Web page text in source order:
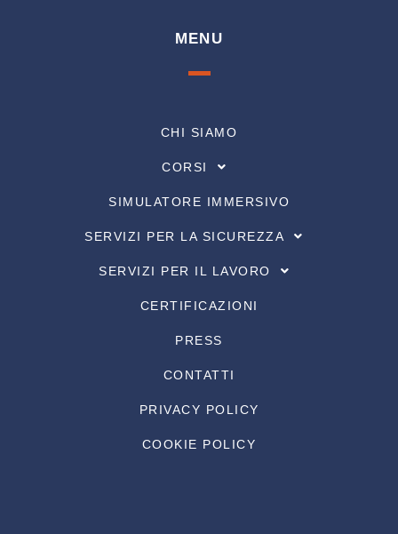
MENU
CHI SIAMO
CORSI
SIMULATORE IMMERSIVO
SERVIZI PER LA SICUREZZA
SERVIZI PER IL LAVORO
CERTIFICAZIONI
PRESS
CONTATTI
PRIVACY POLICY
COOKIE POLICY